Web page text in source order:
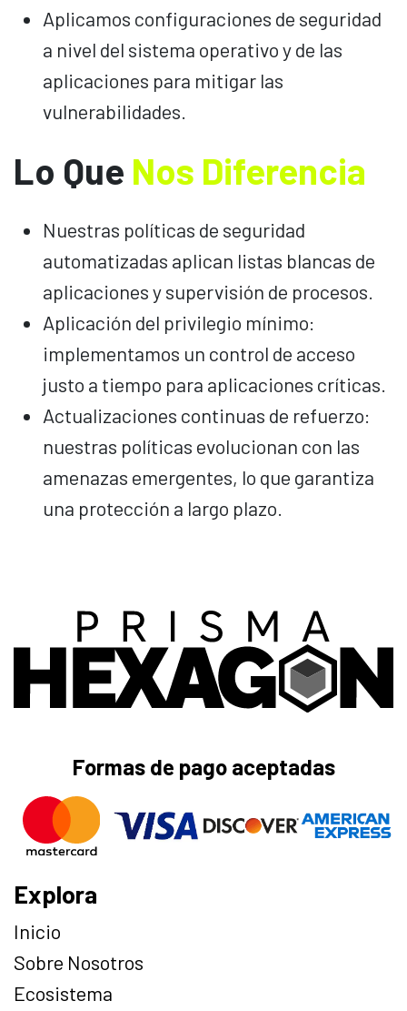
Aplicamos configuraciones de seguridad
a nivel del sistema operativo y de las
aplicaciones para mitigar las
vulnerabilidades.
Lo Que Nos Diferencia
Nuestras políticas de seguridad
automatizadas aplican listas blancas de
aplicaciones y supervisión de procesos.
Aplicación del privilegio mínimo:
implementamos un control de acceso
justo a tiempo para aplicaciones críticas.
Actualizaciones continuas de refuerzo:
nuestras políticas evolucionan con las
amenazas emergentes, lo que garantiza
una protección a largo plazo.
Formas de pago aceptadas
Explora
Inicio
Sobre Nosotros
Ecosistema